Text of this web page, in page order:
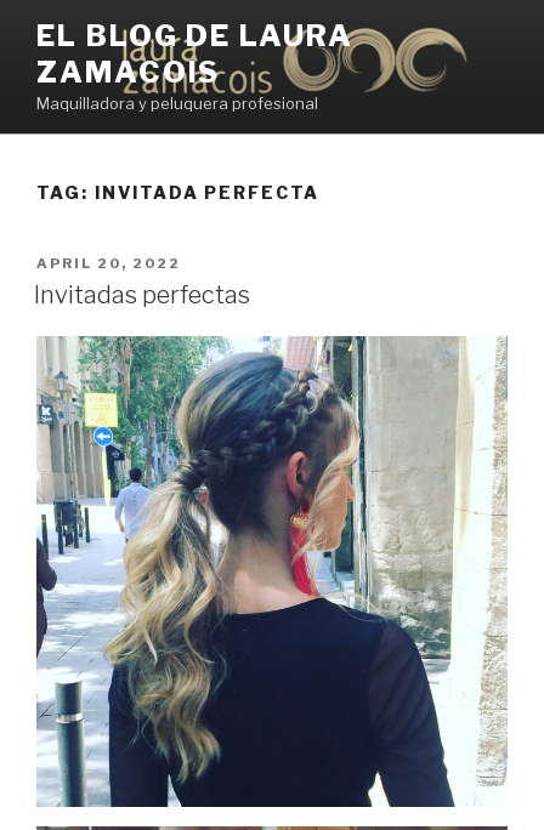
content
EL BLOG DE LAURA
ZAMACOIS
Maquilladora y peluquera profesional
TAG: INVITADA PERFECTA
POSTED
ON
APRIL 20, 2022
Invitadas perfectas